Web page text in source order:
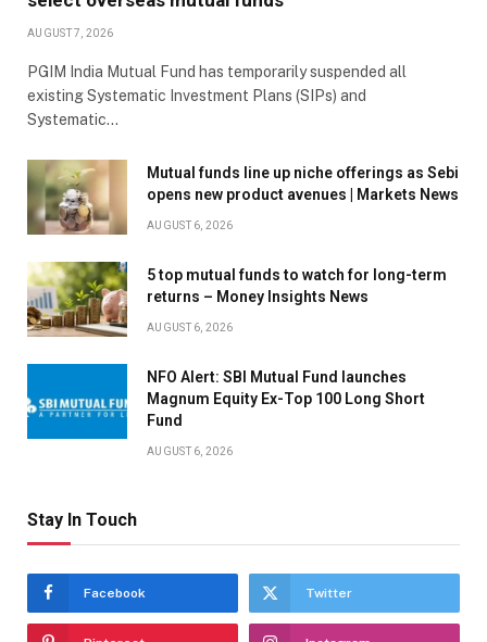
AUGUST 7, 2026
PGIM India Mutual Fund has temporarily suspended all
existing Systematic Investment Plans (SIPs) and
Systematic…
Mutual funds line up niche offerings as Sebi
opens new product avenues | Markets News
AUGUST 6, 2026
5 top mutual funds to watch for long-term
returns – Money Insights News
AUGUST 6, 2026
NFO Alert: SBI Mutual Fund launches
Magnum Equity Ex-Top 100 Long Short
Fund
AUGUST 6, 2026
Stay In Touch
Facebook Twitter